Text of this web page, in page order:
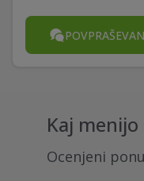
Kaj
Ocenjeni